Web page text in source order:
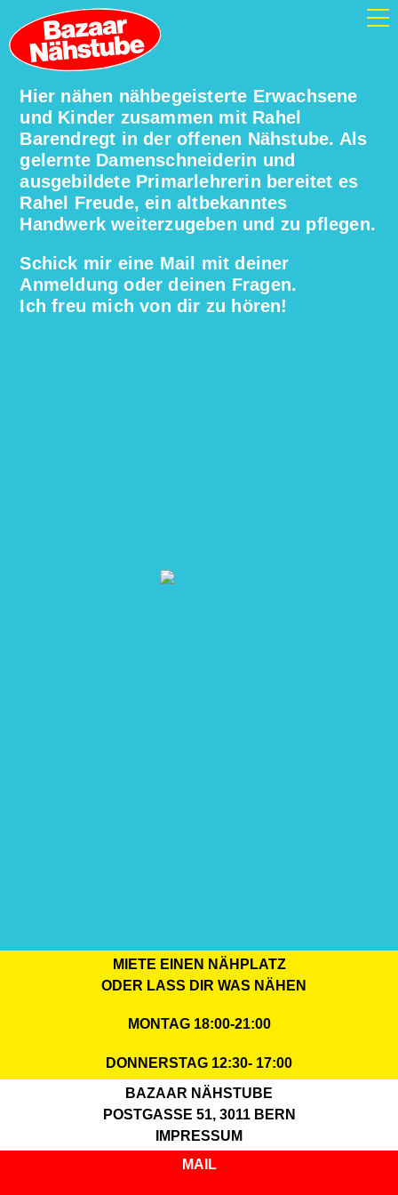
Hier nähen nähbegeisterte Erwachsene
und Kinder zusammen mit Rahel
Barendregt in der offenen Nähstube. Als
gelernte Damenschneiderin und
ausgebildete Primarlehrerin bereitet es
Rahel Freude, ein altbekanntes
Handwerk weiterzugeben und zu pflegen.
Schick mir eine Mail mit deiner
Anmeldung oder deinen Fragen.
Ich freu mich von dir zu hören!
MIETE EINEN NÄHPLATZ
ODER LASS DIR WAS NÄHEN
MONTAG 18:00-21:00
DONNERSTAG 12:30- 17:00
BAZAAR NÄHSTUBE
POSTGASSE 51, 3011 BERN
IMPRESSUM
MAIL